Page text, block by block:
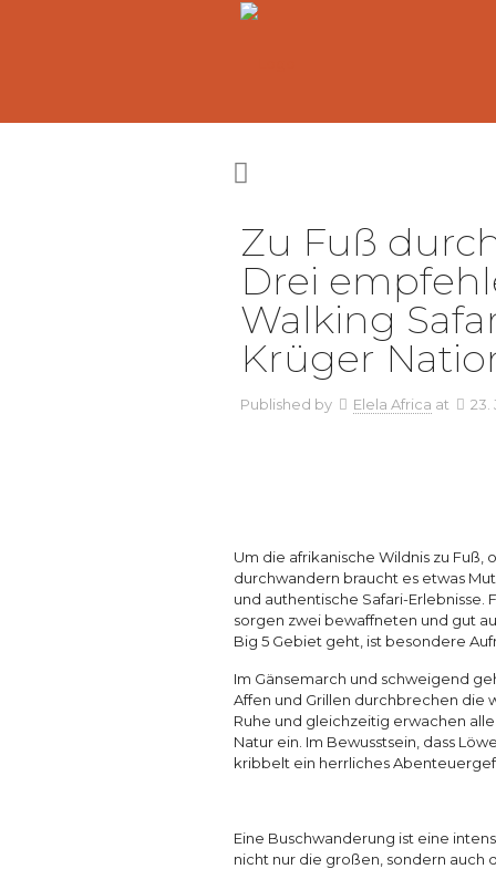
Zu Fuß
Drei
Walking
Krüger
Published by Elela Africa at 23.
Um die afrikanische Wildnis zu
durchwandern braucht es etwas
und authentische Safari-
sorgen zwei bewaffneten und gut
Big 5 Gebiet geht, ist besondere
Im Gänsemarch und schweigend
Affen und Grillen durchbrechen die
Ruhe und gleichzeitig erwachen
Natur ein. Im Bewusstsein, dass
kribbelt ein herrliches
Eine Buschwanderung ist eine
nicht nur die großen, sondern auch